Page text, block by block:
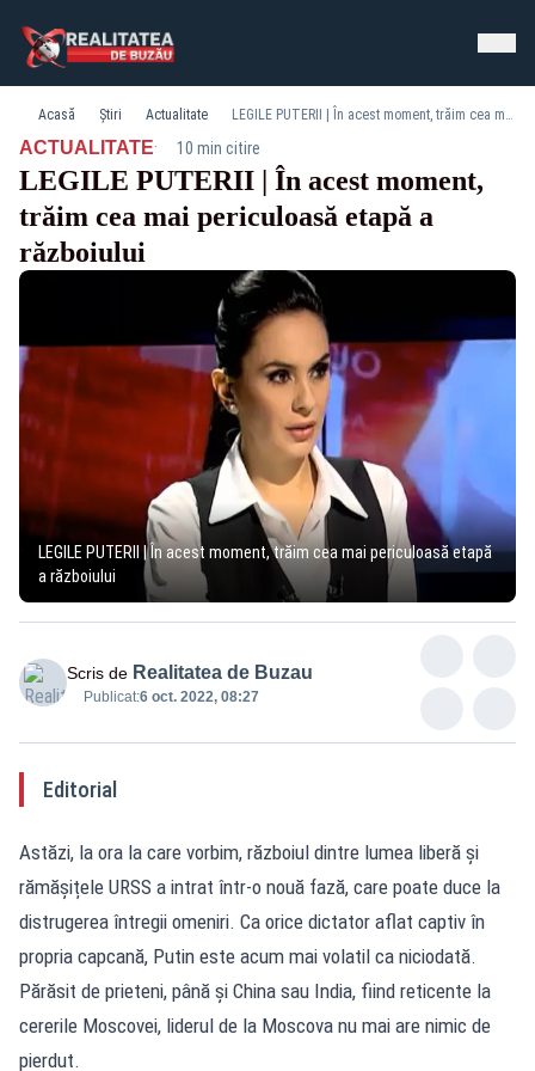
Acasă Știri Actualitate LEGILE PUTERII | În acest moment, trăim cea mai periculoasă etapă a războiului
ACTUALITATE· 10 min citire
LEGILE PUTERII | În acest moment,
trăim cea mai periculoasă etapă a
războiului
LEGILE PUTERII | În acest moment, trăim cea mai periculoasă etapă
a războiului
Scris de Realitatea de Buzau
Publicat:6 oct. 2022, 08:27
Editorial
Astăzi, la ora la care vorbim, războiul dintre lumea liberă și
rămășițele URSS a intrat într-o nouă fază, care poate duce la
distrugerea întregii omeniri. Ca orice dictator aflat captiv în
propria capcană, Putin este acum mai volatil ca niciodată.
Părăsit de prieteni, până și China sau India, fiind reticente la
cererile Moscovei, liderul de la Moscova nu mai are nimic de
pierdut.